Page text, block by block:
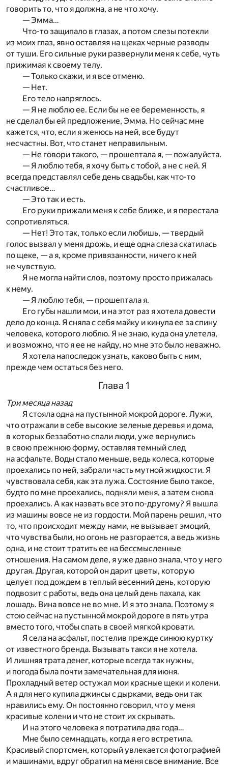
говорить то, что я должна, а не что хочу.
— Эмма…
Что-то защипало в глазах, а потом слезы потекли
из моих глаз, явно оставляя на щеках черные разводы
от туши. Его сильные руки развернули меня к себе, чуть
прижимая к своему телу.
— Только скажи, и я все отменю.
— Нет.
Его тело напряглось.
— Я не люблю ее. Если бы не ее беременность, я
не сделал бы ей предложение, Эмма. Но сейчас мне
кажется, что, если я женюсь на ней, все будут
несчастны. Вот, что станет неправильным.
— Не говори такого, — прошептала я, — пожалуйста.
— Я люблю тебя, я хочу быть с тобой, а не с ней. Я
всегда представлял себе день свадьбы, как что-то
счастливое…
— Это так и есть.
Его руки прижали меня к себе ближе, и я перестала
сопротивляться.
— Нет! Это так, только если любишь, — твердый
голос вызвал у меня дрожь, и еще одна слеза скатилась
по щеке, — а я, кроме привязанности, ничего к ней
не чувствую.
Я не могла найти слов, поэтому просто прижалась
к нему.
— Я люблю тебя, — прошептала я.
Его губы нашли мои, и на этот раз я хотела довести
дело до конца. Я сняла с себя майку и кинула ее за спину
человека, которого люблю. Я не знаю, куда она улетела,
и возможно, что я ее не найду, но мне это было неважно.
Я хотела напоследок узнать, каково быть с ним,
прежде чем остаться без него.
Глава 1
Три месяца назад
Я стояла одна на пустынной мокрой дороге. Лужи,
что отражали в себе высокие зеленые деревья и дома,
в которых беззаботно спали люди, уже вернулись
в свою прежнюю форму, оставляя темный след
на асфальте. Воды стало меньше, ведь колеса, которые
проехались по ней, забрали часть мутной жидкости. Я
чувствовала себя, как эта лужа. Состояние было такое,
будто по мне проехались, подняли меня, а затем снова
проехались. А как назвать все это по-другому? Я вышла
из машины вовсе не из гордости. Мой парень решил, что
то, что происходит между нами, не вызывает эмоций,
что чувства были, но огонь не разгорается, а ведь жизнь
одна, и не стоит тратить ее на бессмысленные
отношения. На самом деле, я уже давно знала, что у него
другая. Другая, которой он дарит цветы, которую
целует под дождем в теплый весенний день, которую
подвозит с работы, ведь она целый день пахала, как
лошадь. Вина вовсе не во мне. И я это знала. Поэтому я
стою сейчас на пустынной мокрой дороге в пять утра
вместо того, чтобы спать в своей мягкой кровати.
Я села на асфальт, постелив прежде синюю куртку
от известного бренда. Вызывать такси я не хотела.
И лишняя трата денег, которые всегда так нужны,
и погода была почти замечательная для июня.
Прохладный ветер остужал мои красные щеки и колени.
А я для него купила джинсы с дырками, ведь они так
нравились ему. Он постоянно говорил, что у меня
красивые колени и что не стоит их скрывать.
И на этого человека я потратила два года…
Мне было семнадцать, когда я его встретила.
Красивый спортсмен, который увлекается фотографией
и машинами, вдруг обратил на меня свое внимание. Все